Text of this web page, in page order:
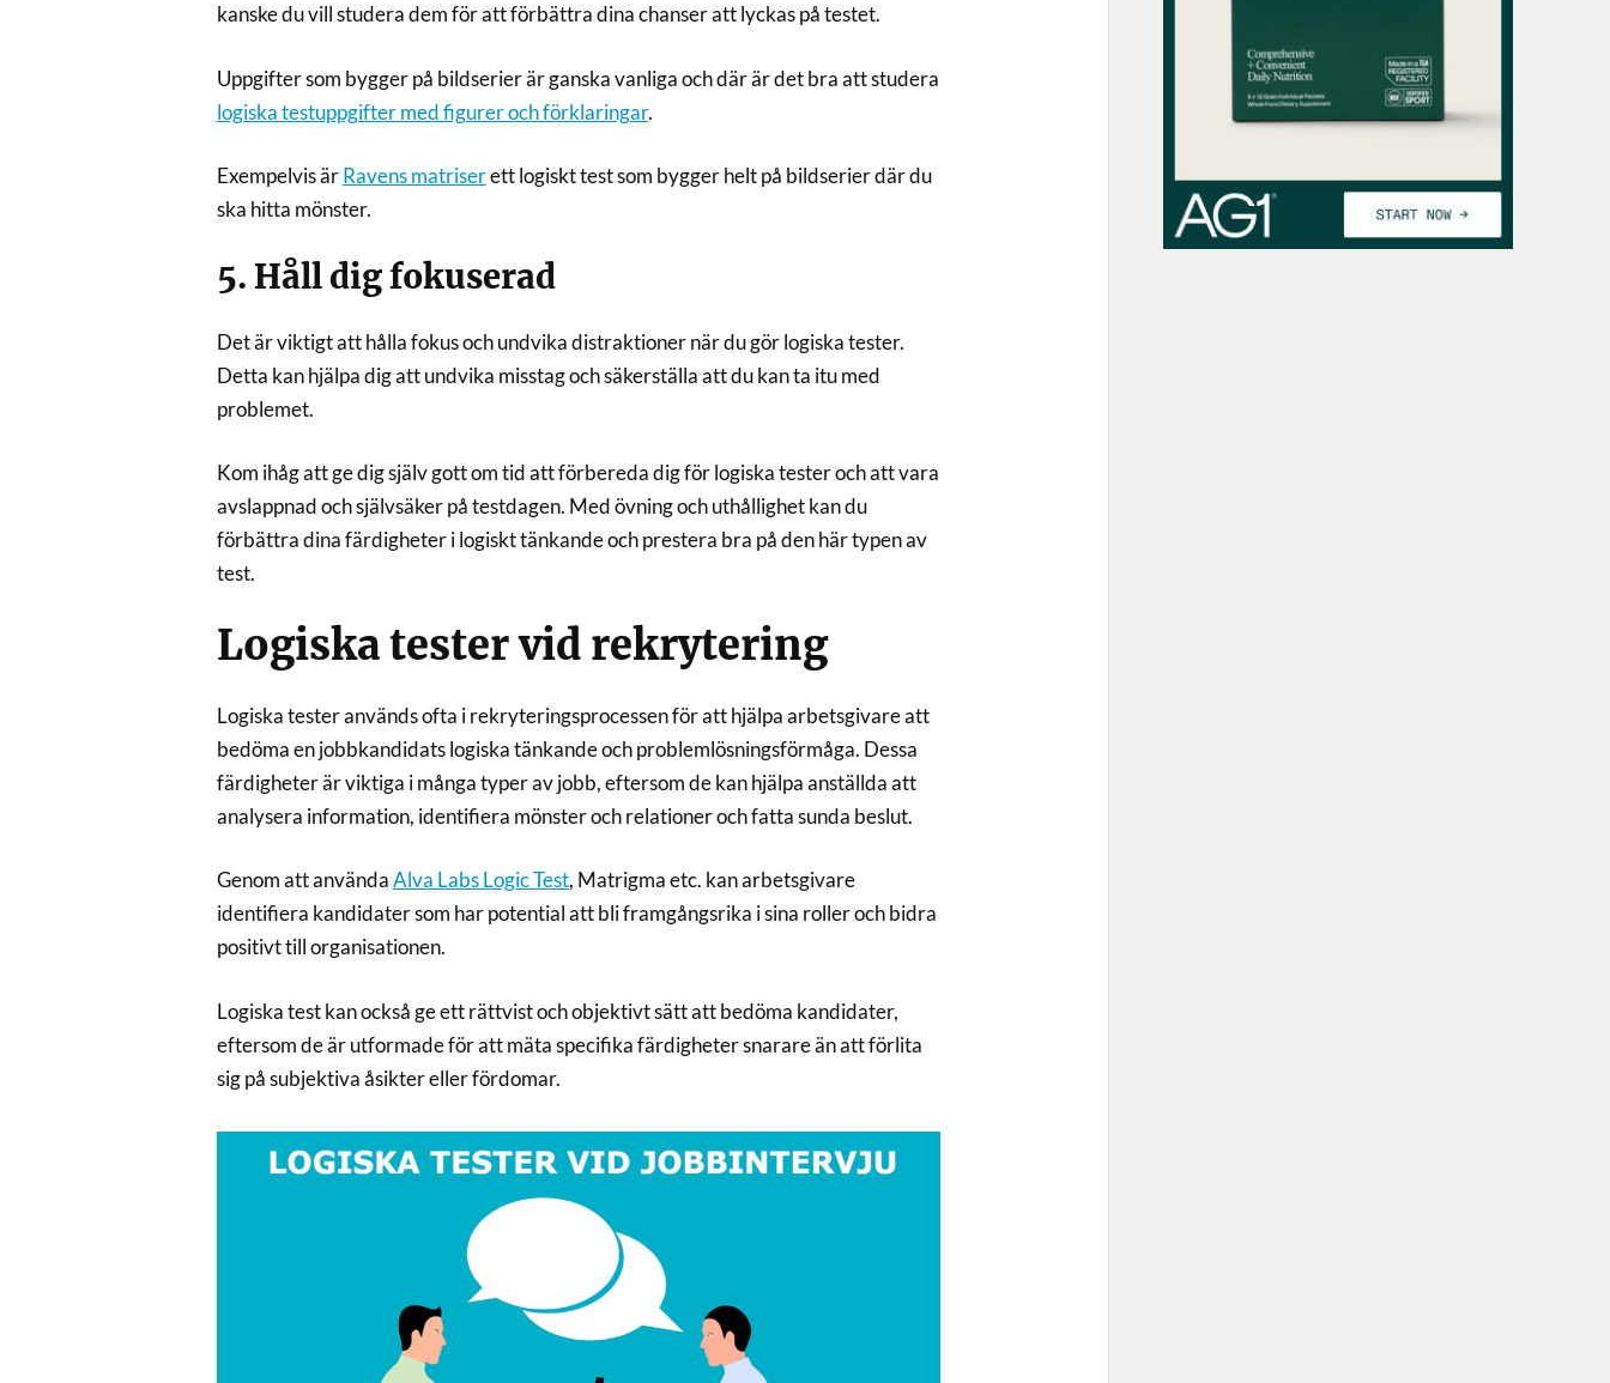
kanske du vill studera dem för att förbättra dina chanser att lyckas på testet.
Uppgifter som bygger på bildserier är ganska vanliga och där är det bra att studera
logiska testuppgifter med figurer och förklaringar.
Exempelvis ärRavens matriserett logiskt test som bygger helt på bildserier där du
ska hitta mönster.
5. Håll dig fokuserad
Det är viktigt att hålla fokus och undvika distraktioner när du gör logiska tester.
Detta kan hjälpa dig att undvika misstag och säkerställa att du kan ta itu med
problemet.
Kom ihåg att ge dig själv gott om tid att förbereda dig för logiska tester och att vara
avslappnad och självsäker på testdagen. Med övning och uthållighet kan du
förbättra dina färdigheter i logiskt tänkande och prestera bra på den här typen av
test.
Logiska tester vid rekrytering
Logiska tester används ofta i rekryteringsprocessen för att hjälpa arbetsgivare att
bedöma en jobbkandidats logiska tänkande och problemlösningsförmåga. Dessa
färdigheter är viktiga i många typer av jobb, eftersom de kan hjälpa anställda att
analysera information, identifiera mönster och relationer och fatta sunda beslut.
Genom att användaAlva Labs Logic Test, Matrigma etc. kan arbetsgivare
identifiera kandidater som har potential att bli framgångsrika i sina roller och bidra
positivt till organisationen.
Logiska test kan också ge ett rättvist och objektivt sätt att bedöma kandidater,
eftersom de är utformade för att mäta specifika färdigheter snarare än att förlita
sig på subjektiva åsikter eller fördomar.